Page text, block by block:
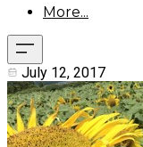
More...
July 12, 2017